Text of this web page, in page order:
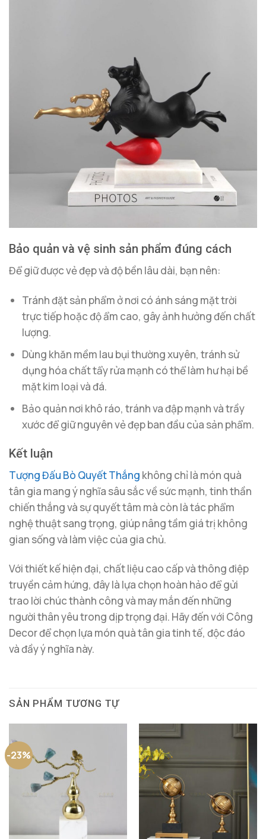
Bảo quản và vệ sinh sản phẩm đúng cách
Để giữ được vẻ đẹp và độ bền lâu dài, bạn nên:
Tránh đặt sản phẩm ở nơi có ánh sáng mặt trời
trực tiếp hoặc độ ẩm cao, gây ảnh hưởng đến chất
lượng.
Dùng khăn mềm lau bụi thường xuyên, tránh sử
dụng hóa chất tẩy rửa mạnh có thể làm hư hại bề
mặt kim loại và đá.
Bảo quản nơi khô ráo, tránh va đập mạnh và trầy
xước để giữ nguyên vẻ đẹp ban đầu của sản phẩm.
Kết luận
Tượng Đấu Bò Quyết Thắng không chỉ là món quà
tân gia mang ý nghĩa sâu sắc về sức mạnh, tinh thần
chiến thắng và sự quyết tâm mà còn là tác phẩm
nghệ thuật sang trọng, giúp nâng tầm giá trị không
gian sống và làm việc của gia chủ.
Với thiết kế hiện đại, chất liệu cao cấp và thông điệp
truyền cảm hứng, đây là lựa chọn hoàn hảo để gửi
trao lời chúc thành công và may mắn đến những
người thân yêu trong dịp trọng đại. Hãy đến với Công
Decor để chọn lựa món quà tân gia tinh tế, độc đáo
và đầy ý nghĩa này.
SẢN PHẨM TƯƠNG TỰ
-23%